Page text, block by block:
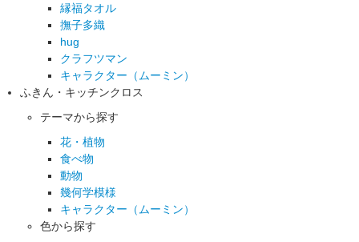
縁福タオル
撫子多織
hug
クラフツマン
キャラクター（ムーミン）
ふきん・キッチンクロス
テーマから探す
花・植物
食べ物
動物
幾何学模様
キャラクター（ムーミン）
色から探す